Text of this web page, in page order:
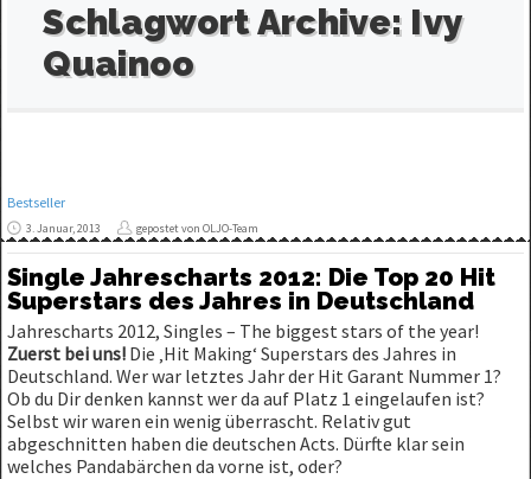
Schlagwort Archive: Ivy
Quainoo
Bestseller
3. Januar, 2013 gepostet von OLJO-Team
Single Jahrescharts 2012: Die Top 20 Hit
Superstars des Jahres in Deutschland
Jahrescharts 2012, Singles – The biggest stars of the year!
Zuerst bei uns! Die ‚Hit Making‘ Superstars des Jahres in
Deutschland. Wer war letztes Jahr der Hit Garant Nummer 1?
Ob du Dir denken kannst wer da auf Platz 1 eingelaufen ist?
Selbst wir waren ein wenig überrascht. Relativ gut
abgeschnitten haben die deutschen Acts. Dürfte klar sein
welches Pandabärchen da vorne ist, oder?